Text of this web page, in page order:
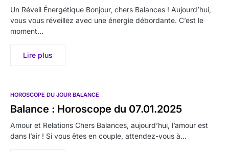
Un Réveil Énergétique Bonjour, chers Balances ! Aujourd’hui,
vous vous réveillez avec une énergie débordante. C’est le
moment…
Lire plus
HOROSCOPE DU JOUR BALANCE
Balance : Horoscope du 07.01.2025
Amour et Relations Chers Balances, aujourd’hui, l’amour est
dans l’air ! Si vous êtes en couple, attendez-vous à…